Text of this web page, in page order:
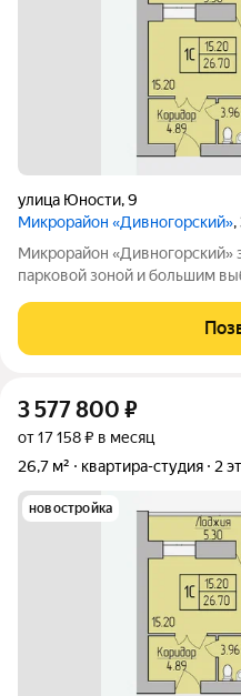
улица Юности,9
Микрорайон «Дивногорский»
Микрорайон «Дивногорский» это готовые кирпичные дома с
парковой зоной и большим
с безопасным покрытием.
3 577 800 ₽
от 17 158 ₽ в месяц
26,7 м²
квартира-студия 2
новостройка